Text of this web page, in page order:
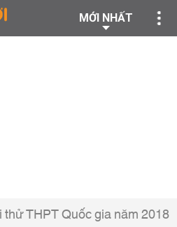
MỚI NHẤT
THPT Quốc gia năm 2018